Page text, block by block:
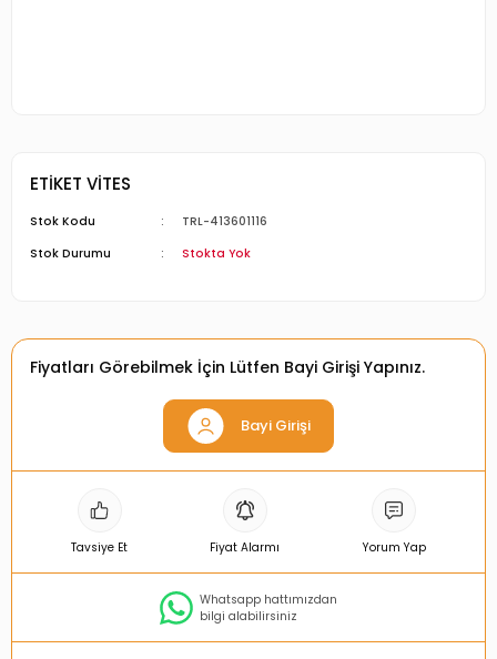
ETİKET VİTES
Stok Kodu
TRL-413601116
Stok Durumu
Stokta Yok
Fiyatları Görebilmek İçin Lütfen Bayi Girişi Yapınız.
Bayi Girişi
Tavsiye Et Fiyat Alarmı Yorum Yap
Whatsapp hattımızdan
bilgi alabilirsiniz